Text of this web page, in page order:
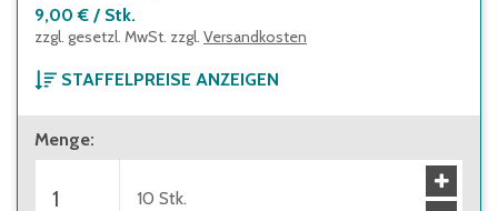
9,00 € / Stk.
zzgl. gesetzl. MwSt. zzgl. Versandkosten
STAFFELPREISE ANZEIGEN
ab 1 Verpackungseinheit
90,00 €
ab 10 Verpackungseinheiten
Menge:
10 Stk.